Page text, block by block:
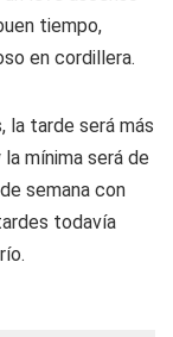
tiempo,
en cordillera.
la tarde será más
mínima será de
semana con
todavía